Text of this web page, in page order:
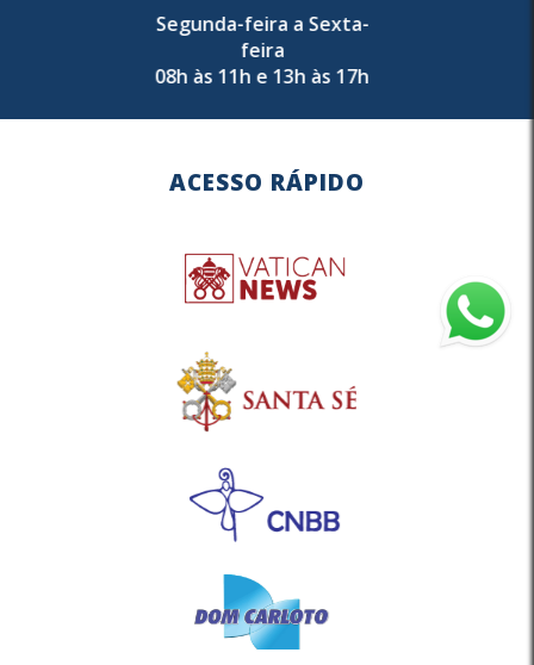
Segunda-feira a Sexta-
feira
08h às 11h e 13h às 17h
ACESSO RÁPIDO